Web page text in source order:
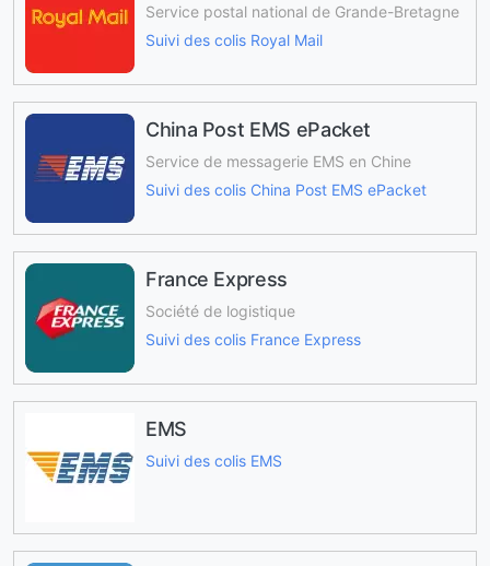
Service postal national de Grande-Bretagne
Suivi des colis Royal Mail
China Post EMS ePacket
Service de messagerie EMS en Chine
Suivi des colis China Post EMS ePacket
France Express
Société de logistique
Suivi des colis France Express
EMS
Suivi des colis EMS